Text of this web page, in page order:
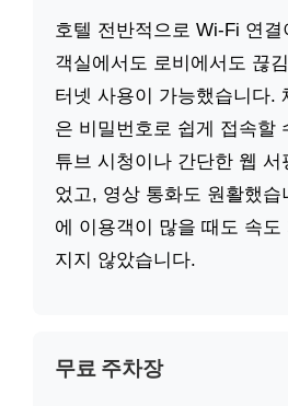
호텔 전반적으로 Wi-Fi 연
객실에서도 로비에서도 끊
터넷 사용이 가능했습니다.
은 비밀번호로 쉽게 접속할
튜브 시청이나 간단한 웹 서
었고, 영상 통화도 원활했습
에 이용객이 많을 때도 속도
지지 않았습니다.
무료 주차장